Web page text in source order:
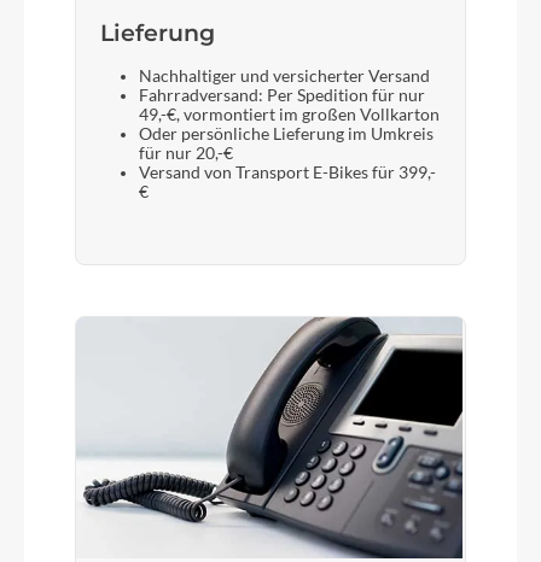
Lieferung
Nachhaltiger und versicherter Versand
Fahrradversand: Per Spedition für nur
49,-€, vormontiert im großen Vollkarton
Oder persönliche Lieferung im Umkreis
für nur 20,-€
Versand von Transport E-Bikes für 399,-
€